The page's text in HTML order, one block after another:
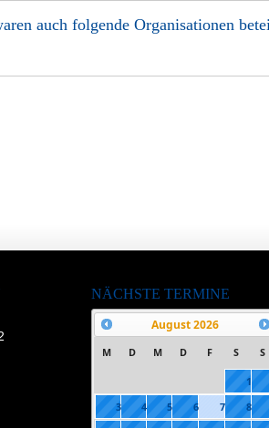
auch folgende Organisationen
NÄCHSTE TERMINE
August2026
M D M D F S S
1
3
4 5 6 7 8